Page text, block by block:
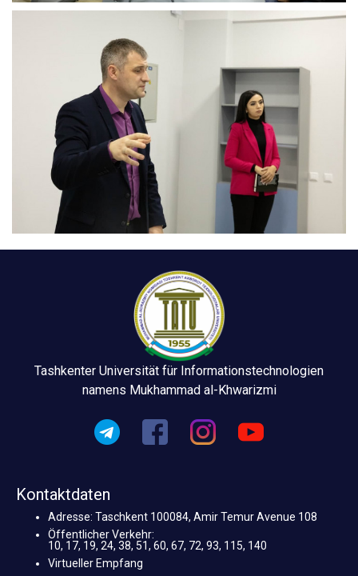
Tashkenter Universität für Informationstechnologien
namens Mukhammad al-Khwarizmi
Kontaktdaten
Adresse: Taschkent 100084, Amir Temur Avenue 108
Öffentlicher Verkehr:
10, 17, 19, 24, 38, 51, 60, 67, 72, 93, 115, 140
Virtueller Empfang